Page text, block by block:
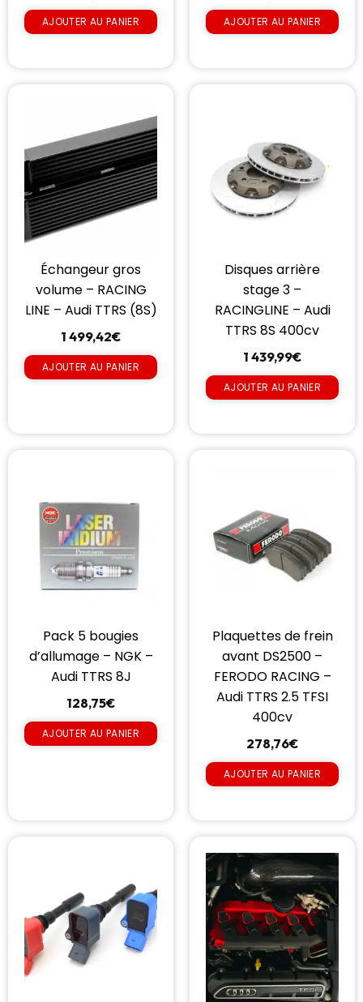
AJOUTER AU PANIER AJOUTER AU PANIER
Échangeur gros
volume – RACING
LINE – Audi TTRS (8S)
1 499,42€
AJOUTER AU PANIER
Disques arrière
stage 3 –
RACINGLINE – Audi
TTRS 8S 400cv
1 439,99€
AJOUTER AU PANIER
Pack 5 bougies
d’allumage – NGK –
Audi TTRS 8J
128,75€
AJOUTER AU PANIER
Plaquettes de frein
avant DS2500 –
FERODO RACING –
Audi TTRS 2.5 TFSI
400cv
278,76€
AJOUTER AU PANIER